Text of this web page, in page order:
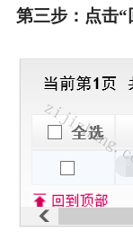
第三步：点击“